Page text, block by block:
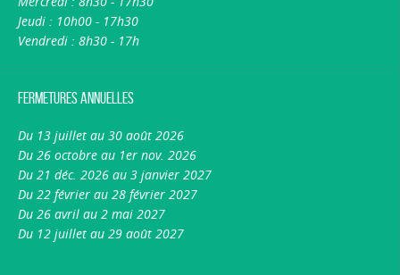
Jeudi : 10h00 - 17h30
Vendredi : 8h30 - 17h
Fermetures annuelles
Du 13 juillet au 30 août 2026
Du 26 octobre au 1er nov. 2026
Du 21 déc. 2026 au 3 janvier 2027
Du 22 février au 28 février 2027
Du 26 avril au 2 mai 2027
Du 12 juillet au 29 août 2027